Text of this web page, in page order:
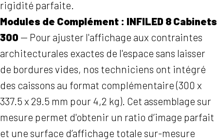
rigidité parfaite.
Modules de Complément : INFILED 8 Cabinets
300 — Pour ajuster l'affichage aux contraintes
architecturales exactes de l'espace sans laisser
de bordures vides, nos techniciens ont intégré
des caissons au format complémentaire (300 x
337.5 x 29.5 mm pour 4,2 kg). Cet assemblage sur
mesure permet d'obtenir un ratio d’image parfait
et une surface d’affichage totale sur-mesure